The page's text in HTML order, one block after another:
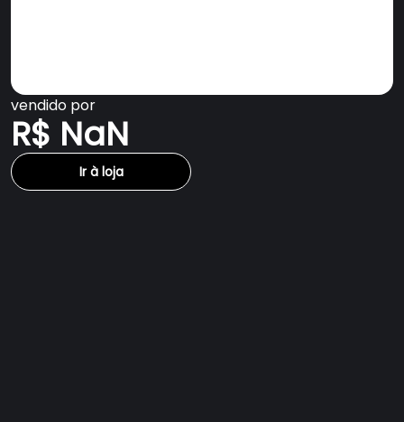
vendido por
R$ NaN
Ir à loja